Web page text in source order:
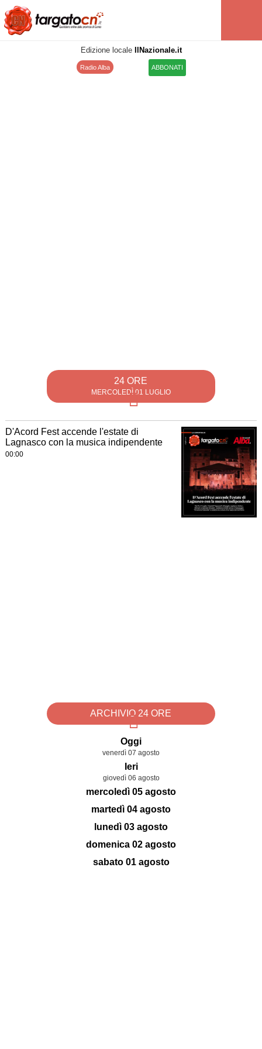
Edizione locale IlNazionale.it
Radio Alba ABBONATI
24 ORE
MERCOLEDÌ 01 LUGLIO
D'Acord Fest accende l'estate di
Lagnasco con la musica indipendente
00:00
ARCHIVIO 24 ORE
Oggi
venerdì 07 agosto
Ieri
giovedì 06 agosto
mercoledì 05 agosto
martedì 04 agosto
lunedì 03 agosto
domenica 02 agosto
sabato 01 agosto